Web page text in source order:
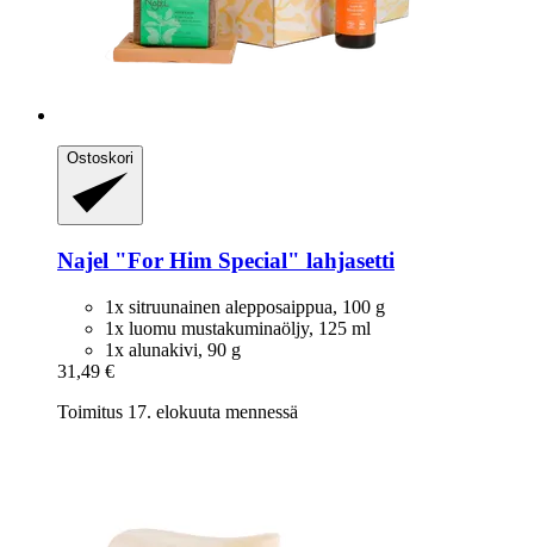
Ostoskori
Najel "For Him Special" lahjasetti
1x sitruunainen alepposaippua, 100 g
1x luomu mustakuminaöljy, 125 ml
1x alunakivi, 90 g
31,49 €
Toimitus 17. elokuuta mennessä